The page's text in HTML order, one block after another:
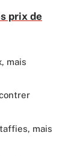
prix de
mais
mais